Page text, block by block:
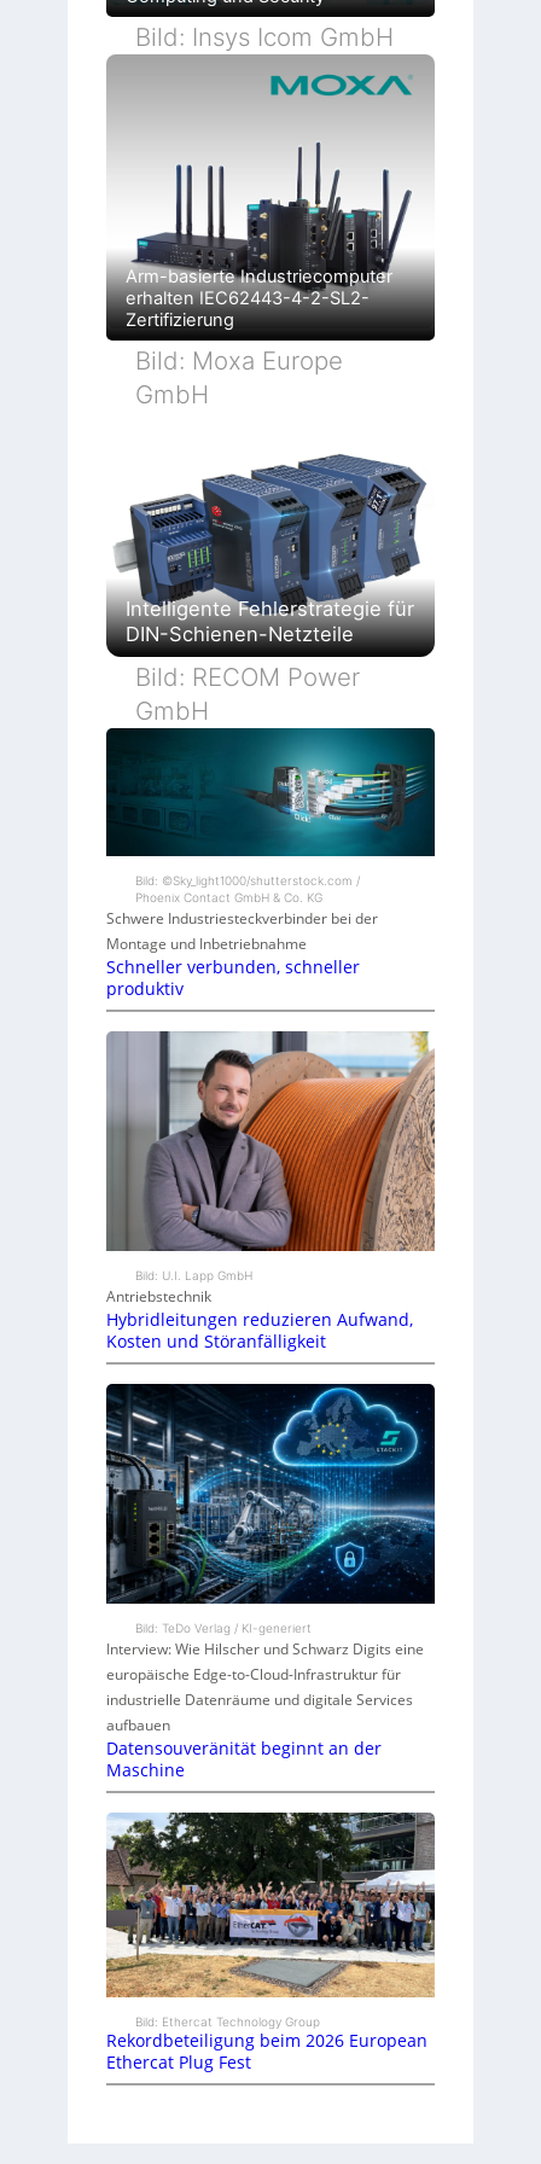
Bild: Insys Icom GmbH
Arm-basierte Industriecomputer
erhalten IEC62443-4-2-SL2-
Zertifizierung
Bild: Moxa Europe
GmbH
Intelligente Fehlerstrategie für
DIN-Schienen-Netzteile
Bild: RECOM Power
GmbH
Bild: ©Sky_light1000/shutterstock.com /
Phoenix Contact GmbH & Co. KG
Schwere Industriesteckverbinder bei der
Montage und Inbetriebnahme
Schneller verbunden, schneller
produktiv
Bild: U.I. Lapp GmbH
Antriebstechnik
Hybridleitungen reduzieren Aufwand,
Kosten und Störanfälligkeit
Bild: TeDo Verlag / KI-generiert
Interview: Wie Hilscher und Schwarz Digits eine
europäische Edge-to-Cloud-Infrastruktur für
industrielle Datenräume und digitale Services
aufbauen
Datensouveränität beginnt an der
Maschine
Bild: Ethercat Technology Group
Rekordbeteiligung beim 2026 European
Ethercat Plug Fest